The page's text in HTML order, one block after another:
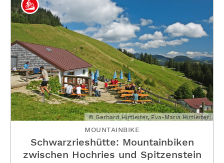
© Gerhard Hirtleiter, Eva-Maria Hirtleiter
MOUNTAINBIKE
Schwarzrieshütte: Mountainbiken
zwischen Hochries und Spitzenstein